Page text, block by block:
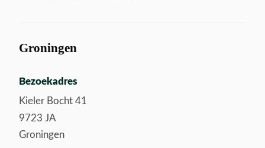
Groningen
Bezoekadres
Kieler Bocht 41
9723 JA
Groningen